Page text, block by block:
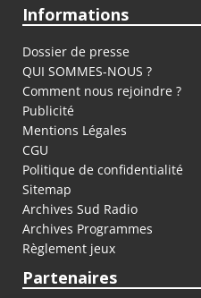
Informations
Dossier de presse
QUI SOMMES-NOUS ?
Comment nous rejoindre ?
Publicité
Mentions Légales
CGU
Politique de confidentialité
Sitemap
Archives Sud Radio
Archives Programmes
Règlement jeux
Partenaires